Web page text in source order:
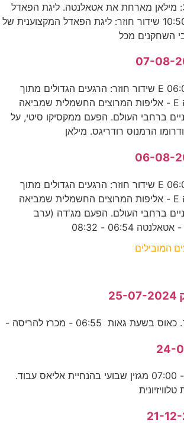
2025/26, מחזור 36: מילאן מארחת את אטאלנטה. ליגת הפאדל
המקצועית 07:50 - 10:50 שידור חוזר: ליגת הפאדל המקצוענית של
השחקנים מכל
פורמולה E 06:00 - 06:54 שידור חוזר: הרגעים הגדולים מתוך
סיבוב 2 של פורמולה E - אליפות המרוצים החשמלית שמביאה
ברחבי העולם. הפעם ממקסיקו סיטי, על
הרמנוס רודריגס. מילאן
פורמולה E 06:00 - 06:54 שידור חוזר: הרגעים הגדולים מתוך
סיבוב 4 של פורמולה E - אליפות המרוצים החשמלית שמביאה
ברחבי העולם. הפעם מג'דה (ערב
06:54 - 08:32
המובילים
פרספקטיבה 06:00 - 07:00 מגזין שבועי בהנחיית אליאס עבוד.